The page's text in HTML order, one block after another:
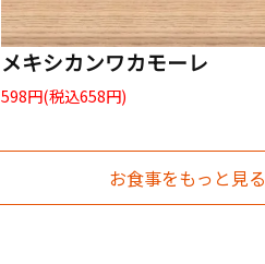
メキシカンワカモーレ
598円(税込658円)
お食事をもっと見る